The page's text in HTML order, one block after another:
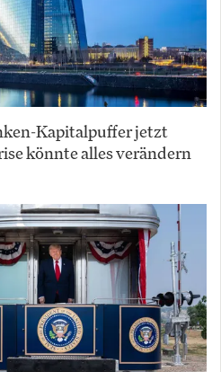
Kapitalpuffer jetzt
könnte alles verändern